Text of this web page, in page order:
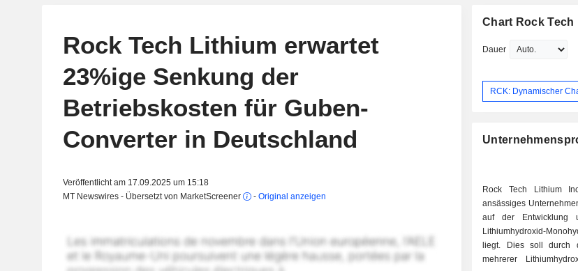
Rock Tech Lithium erwartet
23%ige Senkung der
Betriebskosten für Guben-
Converter in Deutschland
Veröffentlicht am 17.09.2025 um 15:18
MT Newswires - Übersetzt von MarketScreener
- Original anzeigen
Chart Rock Tech
Dauer
RCK: Dynamischer
Rock Tech Lithium
ansässiges
auf der Entwicklung
Lithiumhydroxid-
liegt. Dies soll durch
mehrerer